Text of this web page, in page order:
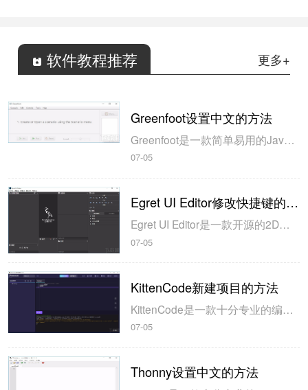
软件教程推荐 更多+
Greenfoot设置中文的方法
Greenfoot是一款简单易用的Java开发环境，该软件界面清爽简约，既可以作为一个开发框使用，也能够作为集成开发环境使用，操作起来十分简单。这款软件支持多种语言，但是默认的语言是英文，因此将该软件下载到电脑上的时候，会发现软件的界面语言是英文版本的，这对于英语基础较差的朋友来说，使用这款软件就会...
07-05
Egret UI Editor修改快捷键的方法
Egret UI Editor是一款开源的2D游戏开发代码编辑软件，其主要功能是针对Egret项目中的Exml皮肤文件进行可视化编辑，功能十分强大。我们在使用这款软件的过程中，可以将一些常用操作设置快捷键，这样就可以简化编程，从而提高代码编辑的工作效率。但是这款软件在日常生活中使用得不多，并且专业性...
07-05
KittenCode新建项目的方法
KittenCode是一款十分专业的编程软件，该软件给用户提供了可视化的操作界面，支持Python语言的编程开发以及第三方库管理，并且提供了很多实用的工具，功能十分强大。我们在使用这款软件进行编程开发的过程中，最基本、最常做的操作就是新建项目，因此我们很有必要掌握新建项目的方法。但是这款软件的专业性...
07-05
Thonny设置中文的方法